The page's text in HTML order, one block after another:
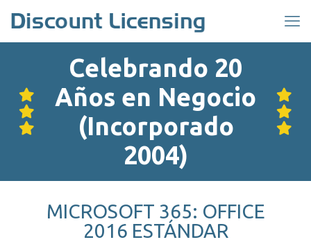
Celebrando 20
Años en Negocio
(Incorporado
2004)
MICROSOFT 365: OFFICE
2016 ESTÁNDAR